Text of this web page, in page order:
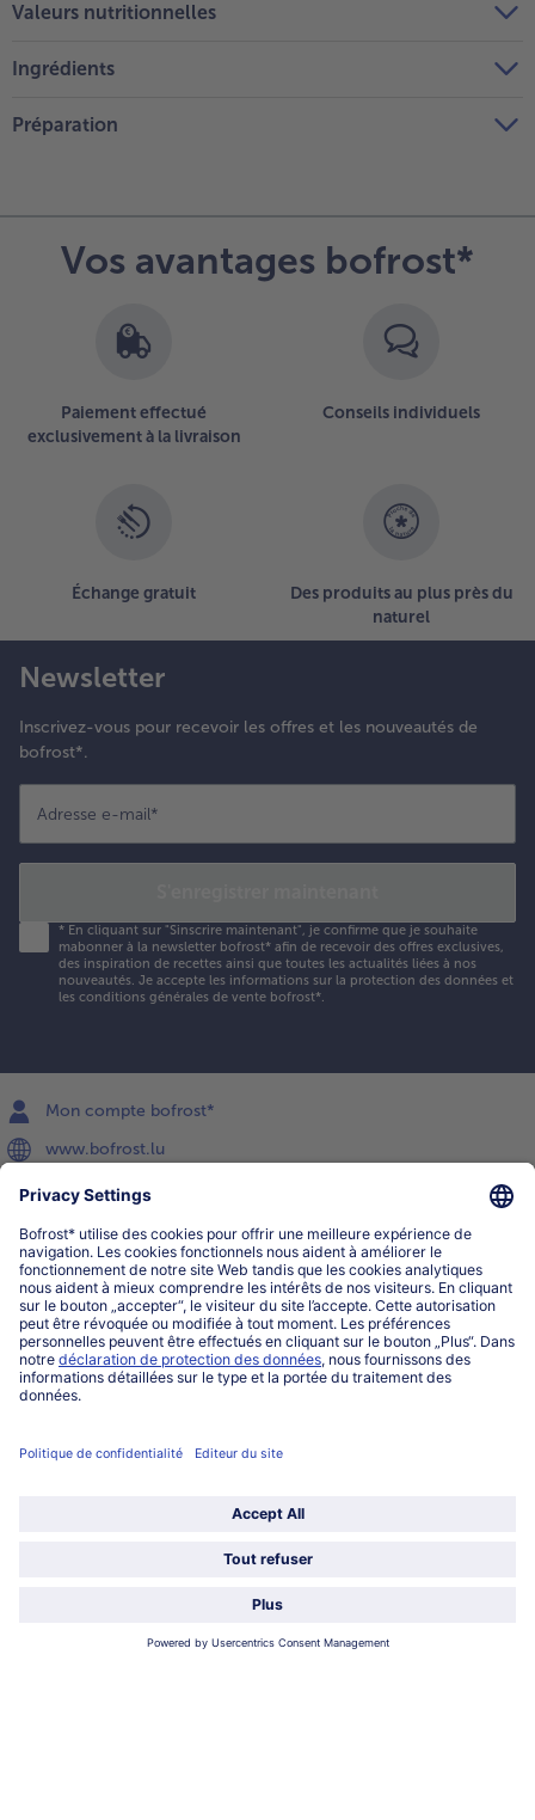
Valeurs nutritionnelles
Ingrédients
Préparation
Vos avantages bofrost*
Paiement effectué
exclusivement à la livraison
Conseils individuels
Échange gratuit
Des produits au plus près du
naturel
Newsletter
Inscrivez-vous pour recevoir les offres et les nouveautés de
bofrost*.
Adresse e-mail*
* En cliquant sur "Sinscrire maintenant", je confirme que je souhaite
mabonner à la newsletter bofrost* afin de recevoir des offres exclusives,
des inspiration de recettes ainsi que toutes les actualités liées à nos
nouveautés. Je accepte les informations sur la protection des données et
les conditions générales de vente bofrost*.
Mon compte bofrost*
www.bofrost.lu
service@bofrost.lu
027863232
Lu-ve : 8h-20h Sa : 10h-16h
Service
Qui sommes-nous?